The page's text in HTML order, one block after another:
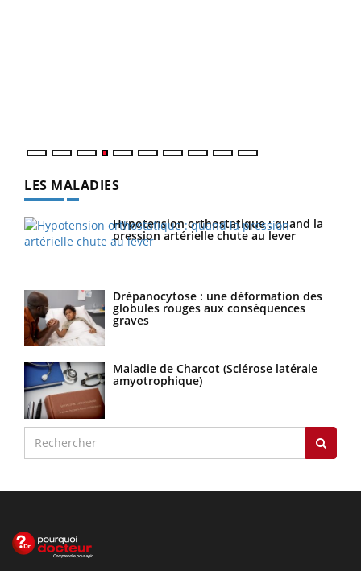
LES MALADIES
Hypotension orthostatique : quand la
pression artérielle chute au lever
Drépanocytose : une déformation des
globules rouges aux conséquences
graves
Maladie de Charcot (Sclérose latérale
amyotrophique)